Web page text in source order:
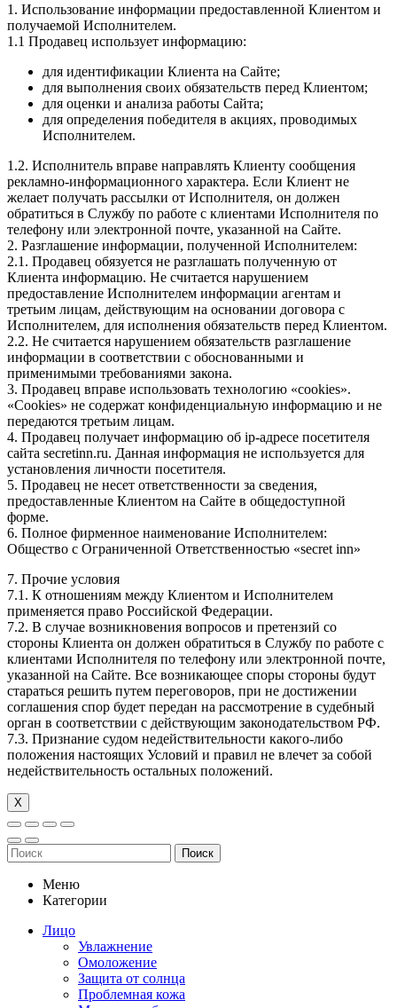
1. Использование информации предоставленной Клиентом и
получаемой Исполнителем.
1.1 Продавец использует информацию:
для идентификации Клиента на Сайте;
для выполнения своих обязательств перед Клиентом;
для оценки и анализа работы Сайта;
для определения победителя в акциях, проводимых
Исполнителем.
1.2. Исполнитель вправе направлять Клиенту сообщения
рекламно-информационного характера. Если Клиент не
желает получать рассылки от Исполнителя, он должен
обратиться в Службу по работе с клиентами Исполнителя по
телефону или электронной почте, указанной на Сайте.
2. Разглашение информации, полученной Исполнителем:
2.1. Продавец обязуется не разглашать полученную от
Клиента информацию. Не считается нарушением
предоставление Исполнителем информации агентам и
третьим лицам, действующим на основании договора с
Исполнителем, для исполнения обязательств перед Клиентом.
2.2. Не считается нарушением обязательств разглашение
информации в соответствии с обоснованными и
применимыми требованиями закона.
3. Продавец вправе использовать технологию «cookies».
«Cookies» не содержат конфиденциальную информацию и не
передаются третьим лицам.
4. Продавец получает информацию об ip-адресе посетителя
сайта secretinn.ru. Данная информация не используется для
установления личности посетителя.
5. Продавец не несет ответственности за сведения,
предоставленные Клиентом на Сайте в общедоступной
форме.
6. Полное фирменное наименование Исполнителем:
Общество с Ограниченной Ответственностью «secret inn»
7. Прочие условия
7.1. К отношениям между Клиентом и Исполнителем
применяется право Российской Федерации.
7.2. В случае возникновения вопросов и претензий со
стороны Клиента он должен обратиться в Службу по работе с
клиентами Исполнителя по телефону или электронной почте,
указанной на Сайте. Все возникающее споры стороны будут
стараться решить путем переговоров, при не достижении
соглашения спор будет передан на рассмотрение в судебный
орган в соответствии с действующим законодательством РФ.
7.3. Признание судом недействительности какого-либо
положения настоящих Условий и правил не влечет за собой
недействительность остальных положений.
Х
Поиск
Меню
Категории
Лицо
Увлажнение
Омоложение
Защита от солнца
Проблемная кожа